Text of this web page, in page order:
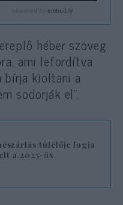
héber szöveg
ami lefordítva
bírja kioltani a
sodorják el”.
túlélője fogja
a 2025-ös